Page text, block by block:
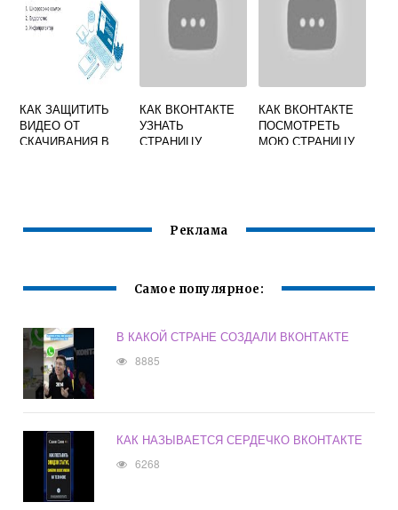
КАК ЗАЩИТИТЬ
ВИДЕО ОТ
СКАЧИВАНИЯ В
КАК ВКОНТАКТЕ
УЗНАТЬ
СТРАНИЦУ
КАК ВКОНТАКТЕ
ПОСМОТРЕТЬ
МОЮ СТРАНИЦУ
Реклама
Самое популярное:
В КАКОЙ СТРАНЕ СОЗДАЛИ ВКОНТАКТЕ
8885
КАК НАЗЫВАЕТСЯ СЕРДЕЧКО ВКОНТАКТЕ
6268